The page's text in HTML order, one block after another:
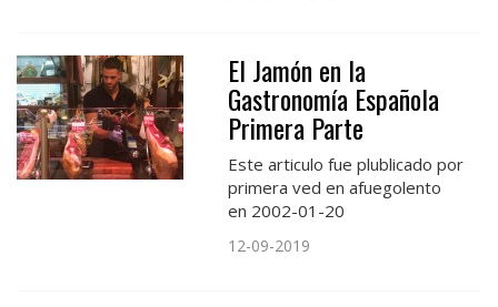
El Jamón en la
Gastronomía Española
Primera Parte
Este articulo fue plublicado por
primera ved en afuegolento
en 2002-01-20
12-09-2019